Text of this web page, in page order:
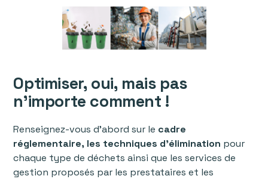
Optimiser, oui, mais pas
n’importe comment !
Renseignez-vous d’abord sur le cadre
réglementaire, les techniques d’élimination pour
chaque type de déchets ainsi que les services de
gestion proposés par les prestataires et les